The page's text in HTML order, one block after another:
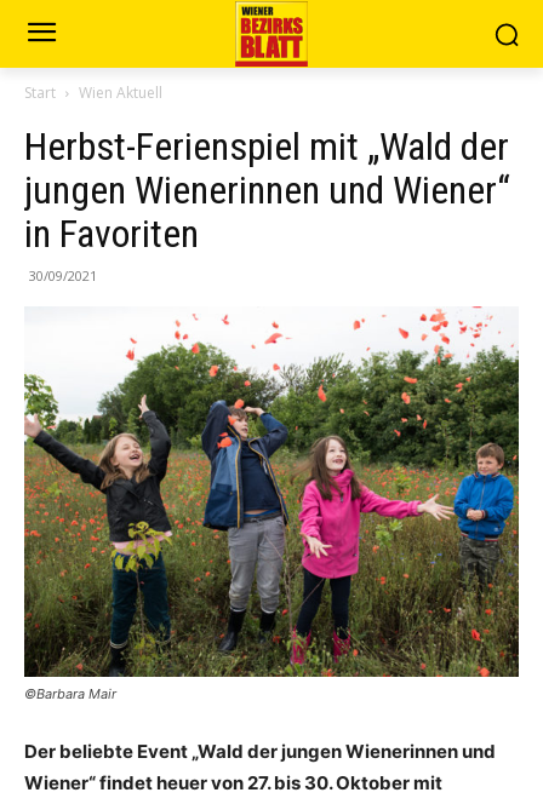
Start Wien Aktuell
Herbst-Ferienspiel mit „Wald der
jungen Wienerinnen und Wiener“
in Favoriten
30/09/2021
©Barbara Mair
Der beliebte Event „Wald der jungen Wienerinnen und
Wiener“ findet heuer von 27. bis 30. Oktober mit